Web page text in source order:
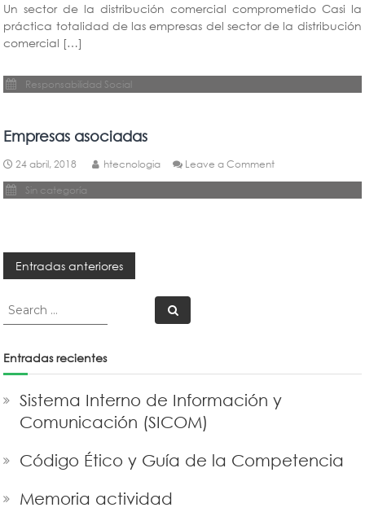
Social
Un sector de la distribución comercial comprometido Casi la
práctica totalidad de las empresas del sector de la distribución
comercial […]
Responsabilidad Social
Empresas asociadas
24 abril, 2018 htecnologia Leave a Comment
Sin categoría
Navegación
de
Entradas anteriores
Search
Search
Entradas recientes
Sistema Interno de Información y
Comunicación (SICOM)
Código Ético y Guía de la Competencia
Memoria actividad